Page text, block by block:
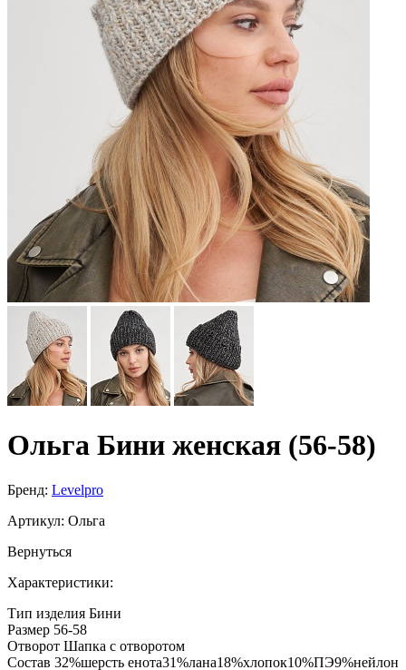
Ольга Бини женская (56-58)
Бренд: Levelpro
Артикул: Ольга
Вернуться
Характеристики:
Тип изделия Бини
Размер 56-58
Отворот Шапка с отворотом
Состав 32%шерсть енота31%лана18%хлопок10%ПЭ9%нейлон